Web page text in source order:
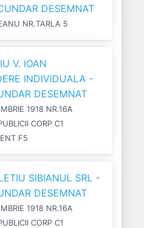
DESEMNAT
NR.TARLA 5
V. IOAN
INDIVIDUALA -
DESEMNAT
1918 NR.16A
CORP C1
F5
SIBIANUL SRL -
DESEMNAT
1918 NR.16A
CORP C1